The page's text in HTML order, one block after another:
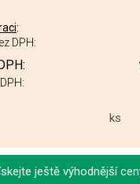
:
DPH:
ks
ještě výhodnější